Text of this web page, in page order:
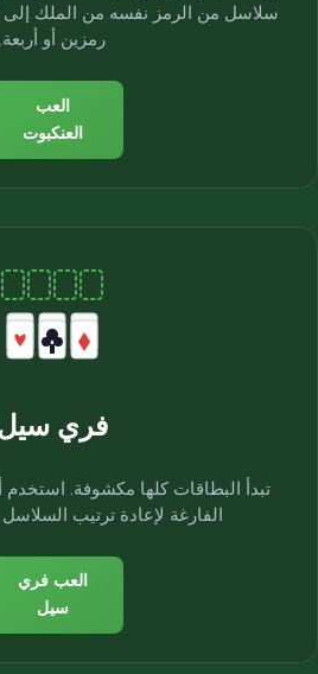
سلاسل من الرمز نفسه من الملك إلى
رمزين أو أربعة.
العب
العنكبوت
فري
تبدأ البطاقات كلها مكشوفة. استخدم
الفارغة لإعادة ترتيب
العب فري
سيل